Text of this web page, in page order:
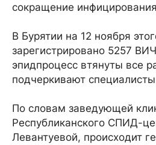
сокращение
В Бурятии на 12 ноября
зарегистрировано 5257
эпидпроцесс втянуты все
подчеркивают
По словам заведующей
Республиканского СПИД-
Левантуевой, происходит